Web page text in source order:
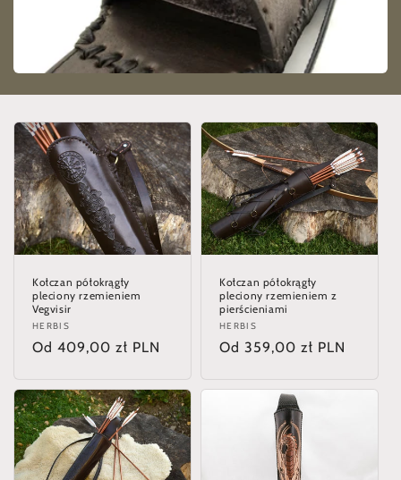
Kołczan półokrągły
pleciony rzemieniem
Vegvisir
Dostawca:
HERBIS
Cena
Od 409,00 zł PLN
Kołczan półokrągły
pleciony rzemieniem z
pierścieniami
Dostawca:
HERBIS
Cena
Od 359,00 zł PLN